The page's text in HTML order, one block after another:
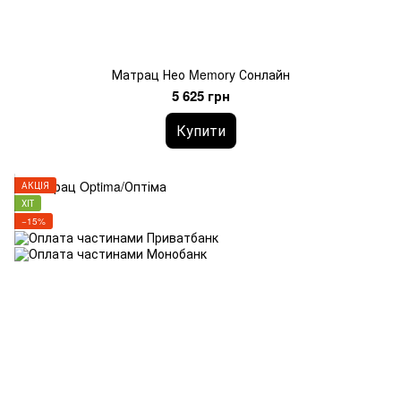
Матрац Нео Memory Сонлайн
5 625 грн
Купити
АКЦІЯ
ХІТ
−15%